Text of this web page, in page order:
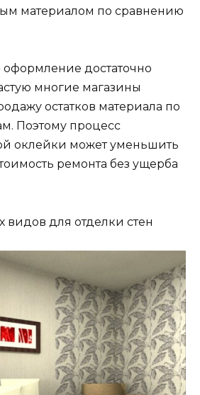
материалом по сравнению
оформление достаточно
многие магазины
остатков материала по
Поэтому процесс
оклейки может уменьшить
ремонта без ущерба
видов для отделки стен